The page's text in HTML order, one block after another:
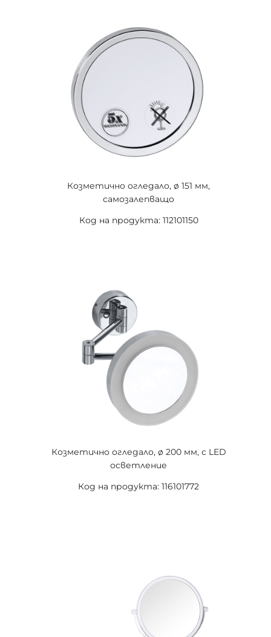
Козметично огледало, ø 151 мм,
самозалепващо
Код на продукта: 112101150
Козметично огледало, ø 200 мм, с LED
осветление
Код на продукта: 116101772